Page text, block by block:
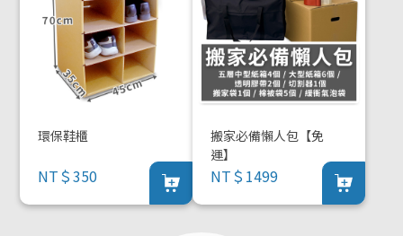
環保鞋櫃
NT＄350
搬家必備懶人包【免
運】
NT＄1499